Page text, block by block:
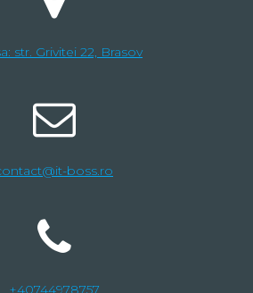
str. Grivitei 22, Brasov
boss.ro
+40744978757